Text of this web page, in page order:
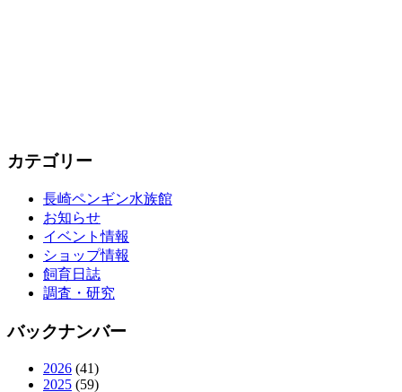
カテゴリー
長崎ペンギン水族館
お知らせ
イベント情報
ショップ情報
飼育日誌
調査・研究
バックナンバー
2026 (41)
2025 (59)